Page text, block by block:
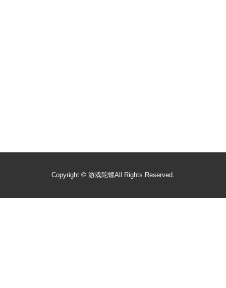
Copyright © 游戏陀螺All Rights Reserved.